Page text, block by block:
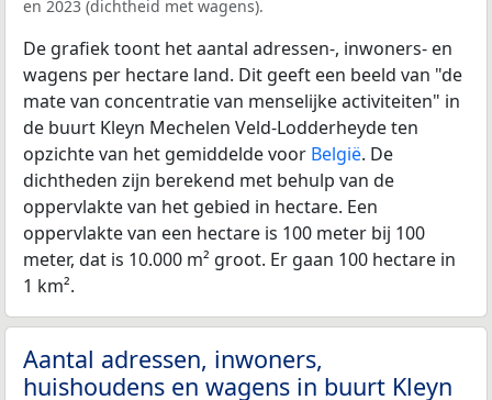
en 2023 (dichtheid met wagens).
De grafiek toont het aantal adressen-, inwoners- en
wagens per hectare land. Dit geeft een beeld van "de
mate van concentratie van menselijke activiteiten" in
de buurt Kleyn Mechelen Veld-Lodderheyde ten
opzichte van het gemiddelde voor België. De
dichtheden zijn berekend met behulp van de
oppervlakte van het gebied in hectare. Een
oppervlakte van een hectare is 100 meter bij 100
meter, dat is 10.000 m² groot. Er gaan 100 hectare in
1 km².
Aantal adressen, inwoners,
huishoudens en wagens in buurt Kleyn